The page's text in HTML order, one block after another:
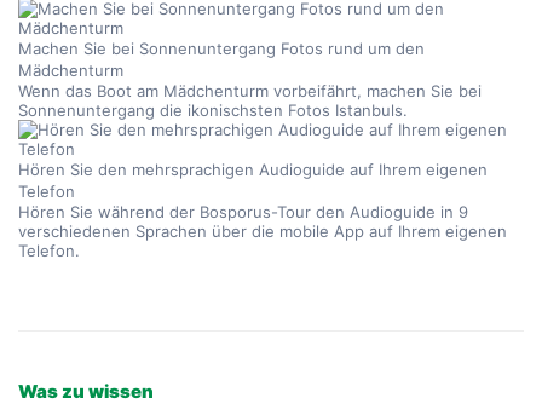
Machen Sie bei Sonnenuntergang Fotos rund um den
Mädchenturm
Wenn das Boot am Mädchenturm vorbeifährt, machen Sie bei
Sonnenuntergang die ikonischsten Fotos Istanbuls.
Hören Sie den mehrsprachigen Audioguide auf Ihrem eigenen
Telefon
Hören Sie während der Bosporus-Tour den Audioguide in 9
verschiedenen Sprachen über die mobile App auf Ihrem eigenen
Telefon.
Was zu wissen